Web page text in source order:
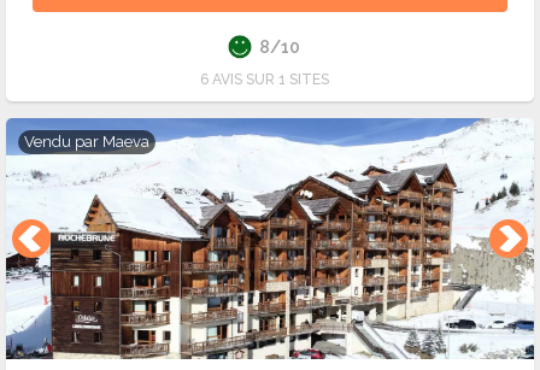
8/10
6 AVIS SUR 1 SITES
Vendu par Maeva